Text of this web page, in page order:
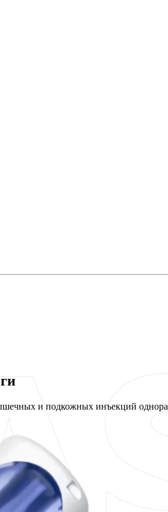
и подкожных инъекций